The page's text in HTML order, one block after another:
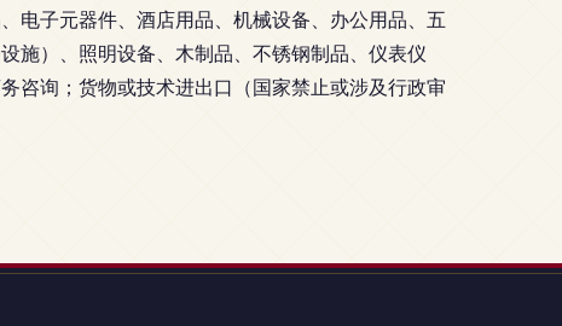
电子元器件、酒店用品、机械设备、办公用品、五
施）、照明设备、木制品、不锈钢制品、仪表仪
咨询；货物或技术进出口（国家禁止或涉及行政审